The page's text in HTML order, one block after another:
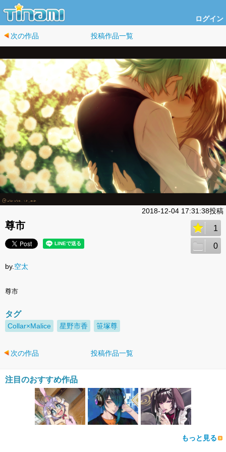
ログイン
次の作品 投稿作品一覧
2018-12-04 17:31:38投稿
尊市 1
0
by.空太
尊市
タグ
Collar×Malice 星野市香 笹塚尊
次の作品 投稿作品一覧
注目のおすすめ作品
もっと見る